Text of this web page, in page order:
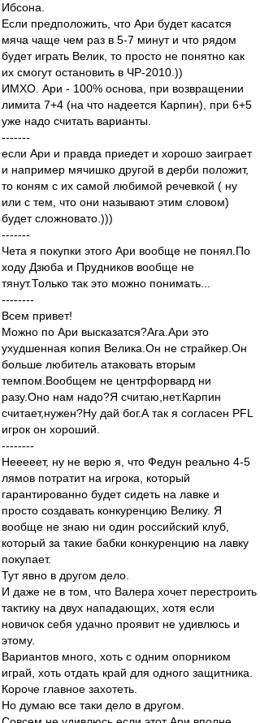
Ибсона.
Если предположить, что Ари будет касатся
мяча чаще чем раз в 5-7 минут и что рядом
будет играть Велик, то просто не понятно как
их смогут остановить в ЧР-2010.))
ИМХО. Ари - 100% основа, при возвращении
лимита 7+4 (на что надеется Карпин), при 6+5
уже надо считать варианты.
-------
если Ари и правда приедет и хорошо заиграет
и например мячишко другой в дерби положит,
то коням с их самой любимой речевкой ( ну
или с тем, что они называют этим словом)
будет сложновато.)))
-------
Чета я покупки этого Ари вообще не понял.По
ходу Дзюба и Прудников вообще не
тянут.Только так это можно понимать...
--------
Всем привет!
Можно по Ари высказатся?Ага.Ари это
ухудшенная копия Велика.Он не страйкер.Он
больше любитель атаковать вторым
темпом.Вообщем не центрфорвард ни
разу.Оно нам надо?Я считаю,нет.Карпин
считает,нужен?Ну дай бог.А так я согласен PFL
игрок он хороший.
--------
Нееееет, ну не верю я, что Федун реально 4-5
лямов потратит на игрока, который
гарантированно будет сидеть на лавке и
просто создавать конкуренцию Велику. Я
вообще не знаю ни один российский клуб,
который за такие бабки конкуренцию на лавку
покупает.
Тут явно в другом дело.
И даже не в том, что Валера хочет перестроить
тактику на двух нападающих, хотя если
новичок себя удачно проявит не удивлюсь и
этому.
Вариантов много, хоть с одним опорником
играй, хоть отдать край для одного защитника.
Короче главное захотеть.
Но думаю все таки дело в другом.